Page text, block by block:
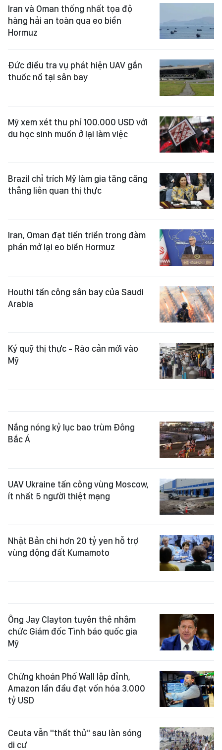
Iran và Oman thống nhất tọa độ
hàng hải an toàn qua eo biển
Hormuz
Đức điều tra vụ phát hiện UAV gắn
thuốc nổ tại sân bay
Mỹ xem xét thu phí 100.000 USD với
du học sinh muốn ở lại làm việc
Brazil chỉ trích Mỹ làm gia tăng căng
thẳng liên quan thị thực
Iran, Oman đạt tiến triển trong đàm
phán mở lại eo biển Hormuz
Houthi tấn công sân bay của Saudi
Arabia
Ký quỹ thị thực - Rào cản mới vào
Mỹ
Nắng nóng kỷ lục bao trùm Đông
Bắc Á
UAV Ukraine tấn công vùng Moscow,
ít nhất 5 người thiệt mạng
Nhật Bản chi hơn 20 tỷ yen hỗ trợ
vùng động đất Kumamoto
Ông Jay Clayton tuyên thệ nhậm
chức Giám đốc Tình báo quốc gia
Mỹ
Chứng khoán Phố Wall lập đỉnh,
Amazon lần đầu đạt vốn hóa 3.000
tỷ USD
Ceuta vẫn "thất thủ" sau làn sóng
di cư